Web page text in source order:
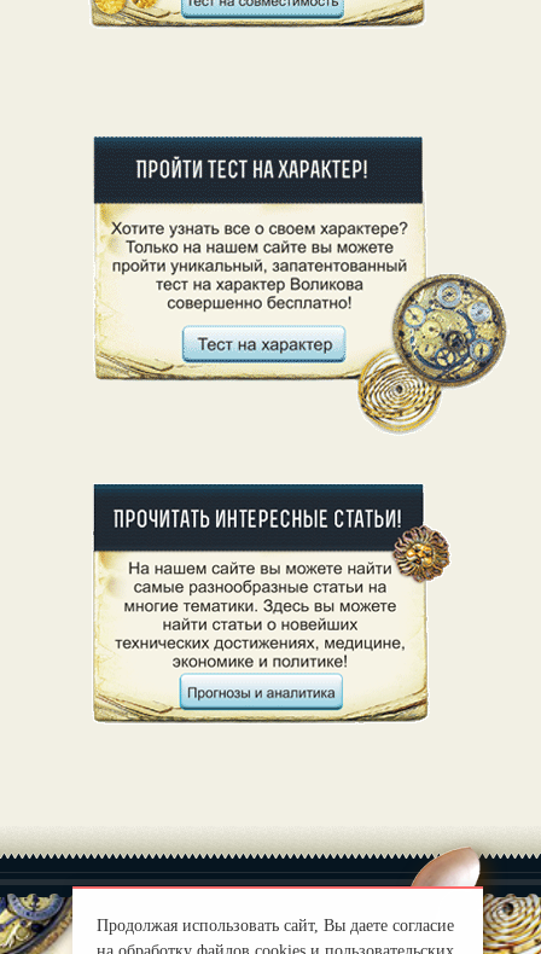
Продолжая использовать сайт, Вы даете согласие